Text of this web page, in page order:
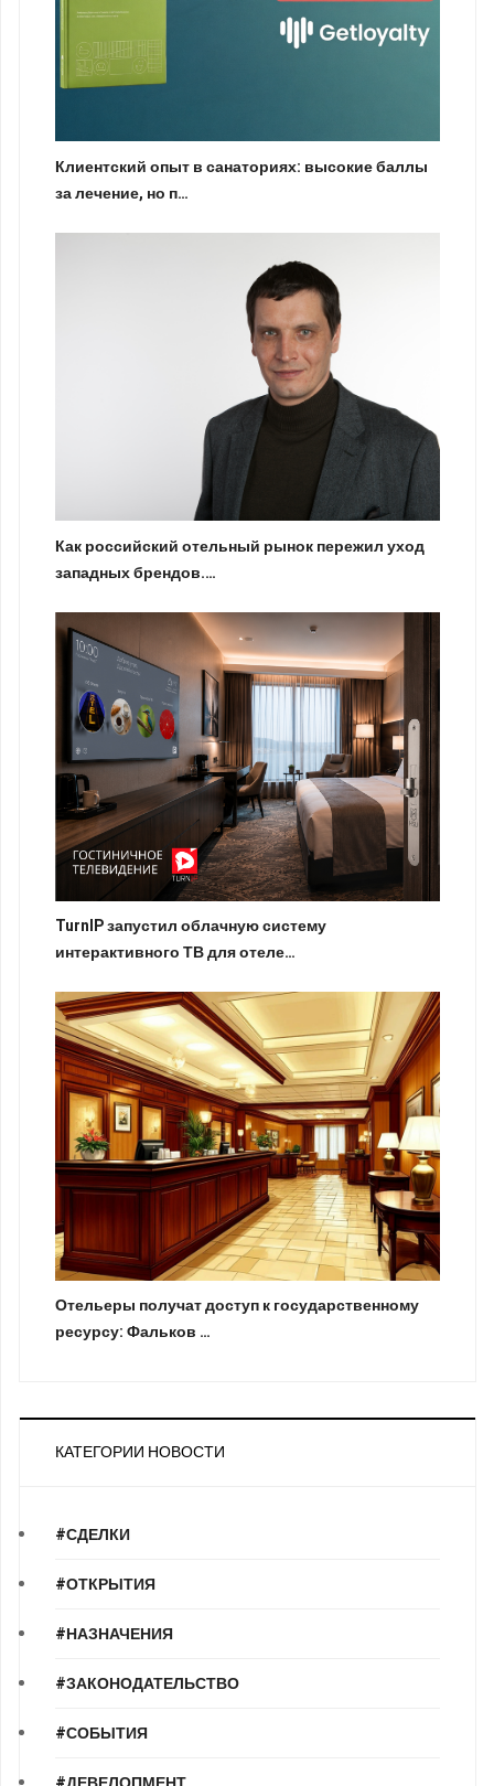
Клиентский опыт в санаториях: высокие баллы
за лечение, но п…
Как российский отельный рынок пережил уход
западных брендов.…
TurnIP запустил облачную систему
интерактивного ТВ для отеле…
Отельеры получат доступ к государственному
ресурсу: Фальков …
КАТЕГОРИИ НОВОСТИ
#СДЕЛКИ
#ОТКРЫТИЯ
#НАЗНАЧЕНИЯ
#ЗАКОНОДАТЕЛЬСТВО
#СОБЫТИЯ